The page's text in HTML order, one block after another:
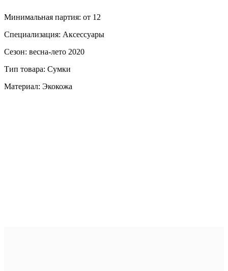
Минимальная партия: от 12
Специализация: Аксессуары
Сезон: весна-лето 2020
Тип товара: Сумки
Материал: Экокожа